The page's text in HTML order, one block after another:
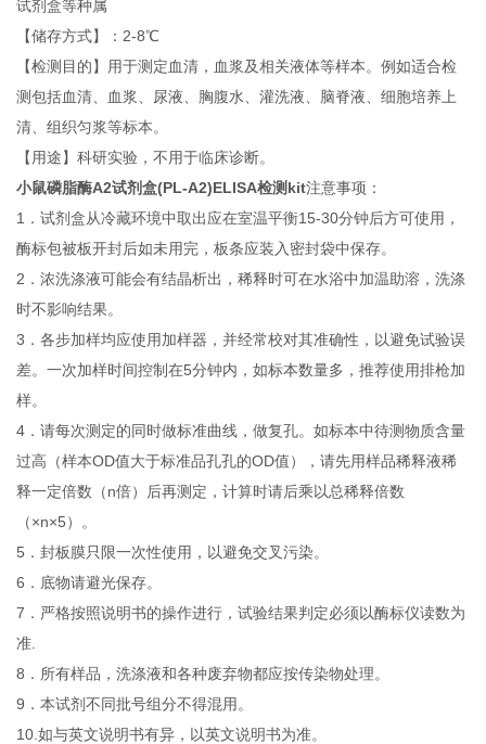
试剂盒等种属
【储存方式】：2-8℃
【检测目的】用于测定血清，血浆及相关液体等样本。例如适合检
测包括血清、血浆、尿液、胸腹水、灌洗液、脑脊液、细胞培养上
清、组织匀浆等标本。
【用途】科研实验，不用于临床诊断。
小鼠磷脂酶A2试剂盒(PL-A2)ELISA检测kit注意事项：
1．试剂盒从冷藏环境中取出应在室温平衡15-30分钟后方可使用，
酶标包被板开封后如未用完，板条应装入密封袋中保存。
2．浓洗涤液可能会有结晶析出，稀释时可在水浴中加温助溶，洗涤
时不影响结果。
3．各步加样均应使用加样器，并经常校对其准确性，以避免试验误
差。一次加样时间控制在5分钟内，如标本数量多，推荐使用排枪加
样。
4．请每次测定的同时做标准曲线，做复孔。如标本中待测物质含量
过高（样本OD值大于标准品孔孔的OD值），请先用样品稀释液稀
释一定倍数（n倍）后再测定，计算时请后乘以总稀释倍数
（×n×5）。
5．封板膜只限一次性使用，以避免交叉污染。
6．底物请避光保存。
7．严格按照说明书的操作进行，试验结果判定必须以酶标仪读数为
准.
8．所有样品，洗涤液和各种废弃物都应按传染物处理。
9．本试剂不同批号组分不得混用。
10.如与英文说明书有异，以英文说明书为准。